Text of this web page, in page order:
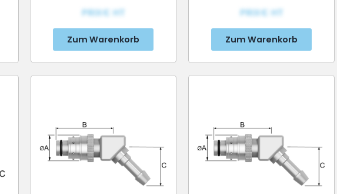
PRIX€ HT
Zum Warenkorb
PRIX€ HT
Zum Warenkorb